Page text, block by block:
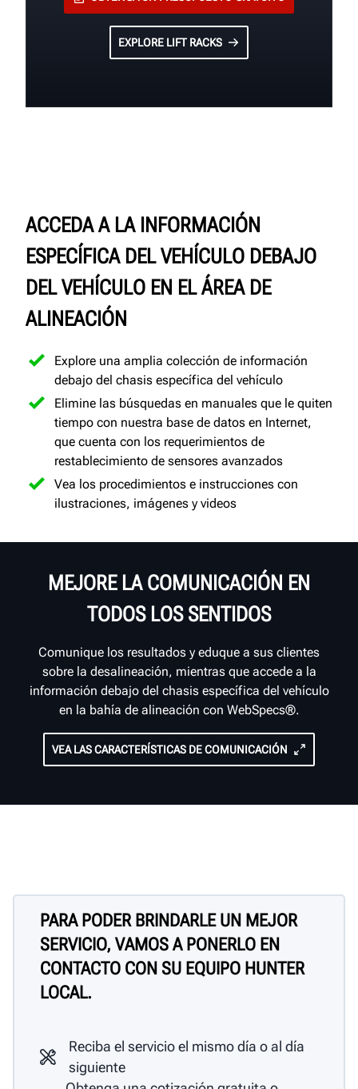
EXPLORE LIFT RACKS
ACCEDA A LA INFORMACIÓN
ESPECÍFICA DEL VEHÍCULO DEBAJO
DEL VEHÍCULO EN EL ÁREA DE
ALINEACIÓN
Explore una amplia colección de información
debajo del chasis específica del vehículo
Elimine las búsquedas en manuales que le quiten
tiempo con nuestra base de datos en Internet,
que cuenta con los requerimientos de
restablecimiento de sensores avanzados
Vea los procedimientos e instrucciones con
ilustraciones, imágenes y videos
MEJORE LA COMUNICACIÓN EN
TODOS LOS SENTIDOS
Comunique los resultados y eduque a sus clientes
sobre la desalineación, mientras que accede a la
información debajo del chasis específica del vehículo
en la bahía de alineación con WebSpecs®.
VEA LAS CARACTERÍSTICAS DE COMUNICACIÓN
PARA PODER BRINDARLE UN MEJOR
SERVICIO, VAMOS A PONERLO EN
CONTACTO CON SU EQUIPO HUNTER
LOCAL.
Reciba el servicio el mismo día o al día
siguiente